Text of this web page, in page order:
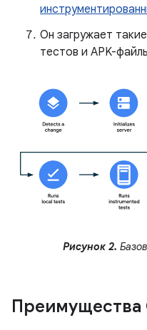
Он загружает
тестов и APK-
Рисунок 2.
Преимущества